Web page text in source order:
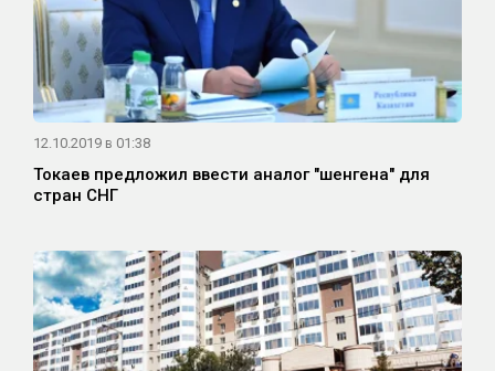
12.10.2019 в 01:38
Токаев предложил ввести аналог "шенгена" для
стран СНГ